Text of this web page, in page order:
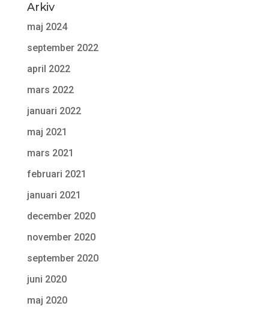
Arkiv
maj 2024
september 2022
april 2022
mars 2022
januari 2022
maj 2021
mars 2021
februari 2021
januari 2021
december 2020
november 2020
september 2020
juni 2020
maj 2020